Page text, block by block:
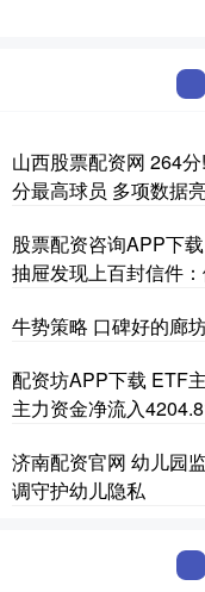
山西股票配资网 264
分最高球员 多项数据
股票配资咨询APP下
抽屉发现上百封信件
牛势策略 口碑好的廊
配资坊APP下载 ETF
主力资金净流入
济南配资官网 幼儿园
调守护幼儿隐私